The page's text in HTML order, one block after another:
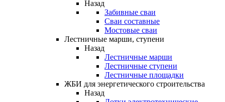
Назад
Забивные сваи
Сваи составные
Мостовые сваи
Лестничные марши, ступени
Назад
Лестничные марши
Лестничные ступени
Лестничные площадки
ЖБИ для энергетического строительства
Назад